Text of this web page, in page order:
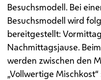
Besuchsmodell. Bei
Besuchsmodell wird
bereitgestellt:
Nachmittagsjause.
werden zwischen den
„Vollwertige